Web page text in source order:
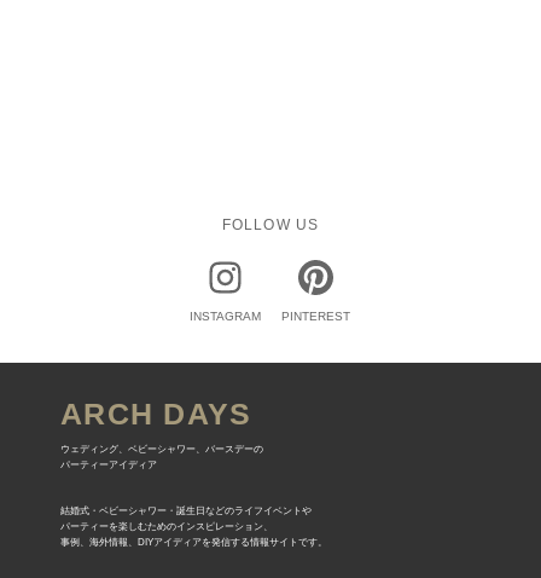
FOLLOW US
INSTAGRAM PINTEREST
ARCH DAYS
ウェディング、ベビーシャワー、バースデーの
パーティーアイディア
結婚式・ベビーシャワー・誕生日などのライフイベントや
パーティーを楽しむためのインスピレーション、
事例、海外情報、DIYアイディアを発信する情報サイトです。